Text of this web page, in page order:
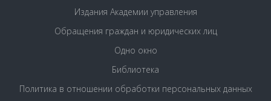
Издания Академии управления
Обращения граждан и юридических лиц
Одно окно
Библиотека
Политика в отношении обработки персональных данных